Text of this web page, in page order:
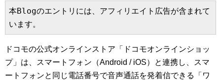
本Blogのエントリには、アフィリエイト広告が含まれて
います。
ドコモの公式オンラインストア「ドコモオンラインショッ
プ」は、スマートフォン（Android / iOS）と連携し、スマ
ートフォンと同じ電話番号で音声通話を発着信できる「ワ